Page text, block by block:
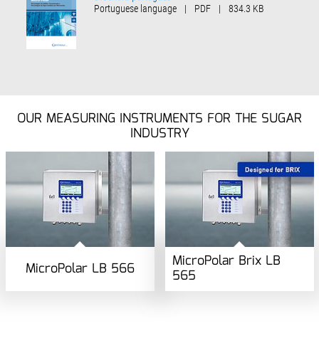
Portuguese language
| PDF | 834.3 KB
OUR MEASURING INSTRUMENTS FOR THE SUGAR
INDUSTRY
MicroPolar LB 566 MicroPolar Brix LB
565